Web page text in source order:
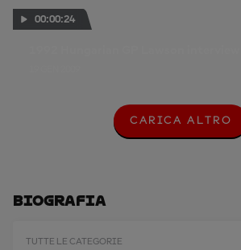
00:00:24
C
A
CARICA ALTRO
Biografia
TUTTE LE CATEGORIE